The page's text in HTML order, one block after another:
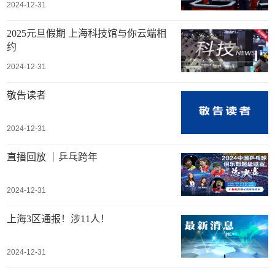
2024-12-31
2025元旦假期 上海科技馆与你云端相
约
2024-12-31
敬告读者
2024-12-31
直播回放 ｜乒乓跨年
2024-12-31
上海3区通报！涉11人！
2024-12-31